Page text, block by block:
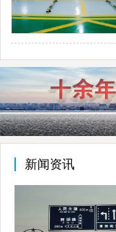
新闻资讯